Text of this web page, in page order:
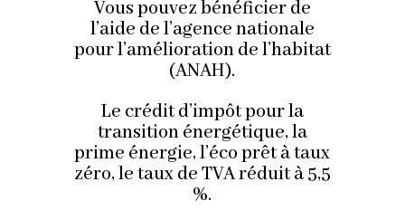
Vous pouvez bénéficier de
l’aide de l’agence nationale
pour l’amélioration de l’habitat
(ANAH).
Le crédit d’impôt pour la
transition énergétique, la
prime énergie, l’éco prêt à taux
zéro, le taux de TVA réduit à 5,5
%.